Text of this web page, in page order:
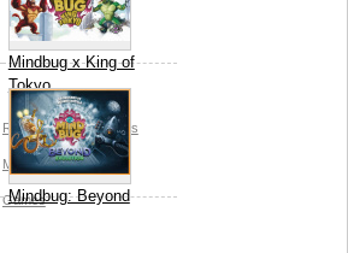
Mindbug x King of
Tokyo
Richard Garfield Denis
Martynets Nerdlab
Games
Mindbug: Beyond